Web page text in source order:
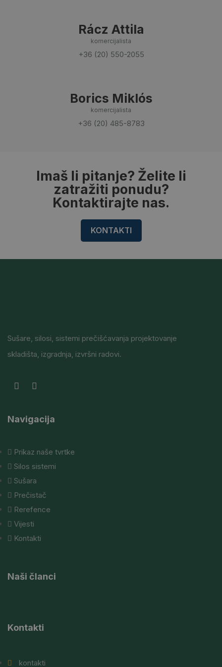
Rácz Attila
komercijalista
+36 (20) 550-2055
Borics Miklós
komercijalista
+36 (20) 485-8783
Imaš li pitanje? Želite li
zatražiti ponudu?
Kontaktirajte nas.
KONTAKTI
Sušare, silosi, sistemi prečišćavanja projektovanje
skladišta, izgradnja, izvršni radovi.
Navigacija
Prikaz naše tvrtke
Silos sistemi
Sušara
Prečistač
Rerefence
Vijesti
Kontakti
Naši članci
Kontakti
kontakti